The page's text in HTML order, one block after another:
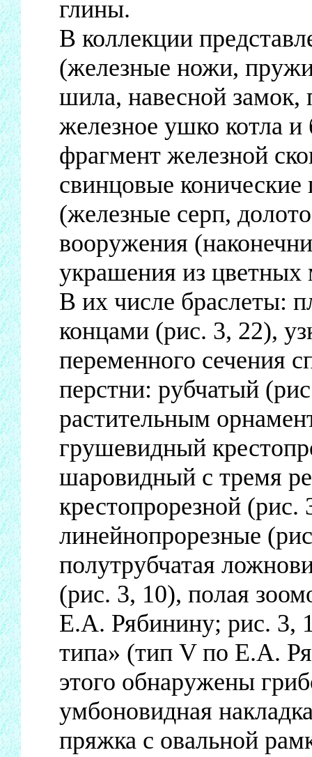
глины.
В коллекции
(железные ножи,
шила, навесной замок,
железное ушко котла и
фрагмент железной
свинцовые конические
(железные серп,
вооружения
украшения из цветных
В их числе браслеты:
концами (рис. 3, 22),
переменного сечения
перстни: рубчатый
растительным
грушевидный
шаровидный с тремя
крестопрорезной
линейнопрорезные
полутрубчатая
(рис. 3, 10), полая
Е.А. Рябинину; рис. 3,
типа» (тип V по Е.А.
этого обнаружены
умбоновидная
пряжка с овальной